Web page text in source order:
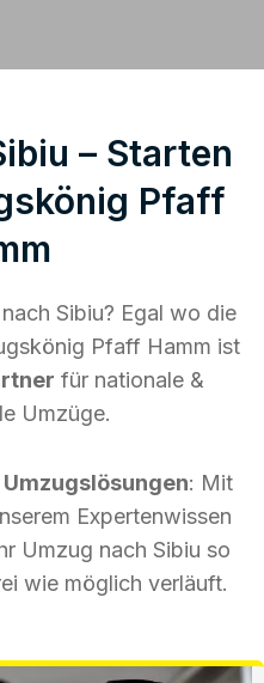
– Starten
Pfaff
Sibiu? Egal wo die
Pfaff Hamm ist
für nationale &
Umzüge.
: Mit
Expertenwissen
Umzug nach Sibiu so
wie möglich verläuft.